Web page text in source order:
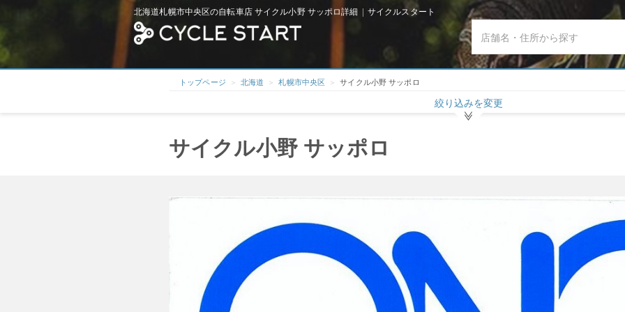
北海道札幌市中央区の自転車店 サイクル小野 サッポロ詳細 | サイクルスタート
トップページ 北海道 札幌市中央区 サイクル小野 サッポロ
絞り込みを変更
サイクル小野 サッポロ